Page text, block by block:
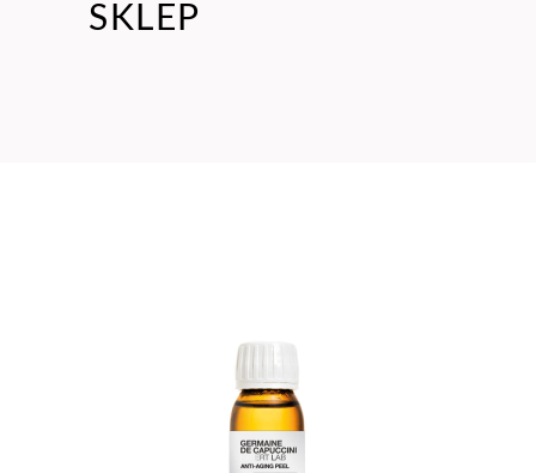
SKLEP